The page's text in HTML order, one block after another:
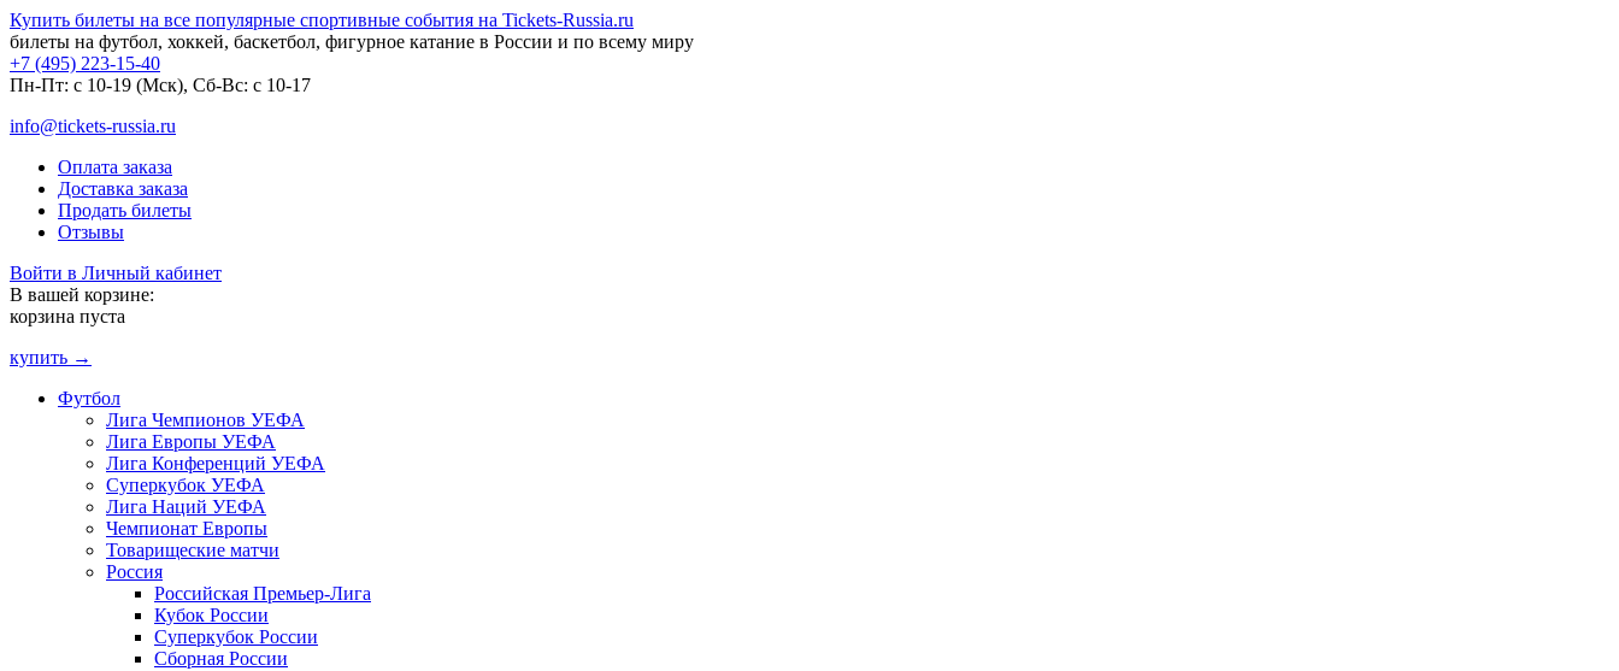
Купить билеты на все популярные спортивные события на Tickets-Russia.ru
билеты на футбол, хоккей, баскетбол, фигурное катание в России и по всему миру
+7 (495) 223-15-40
Пн-Пт: c 10-19 (Мск), Сб-Вс: с 10-17
info@tickets-russia.ru
Оплата заказа
Доставка заказа
Продать билеты
Отзывы
Войти в Личный кабинет
В вашей корзине:
корзина пуста
купить →
Футбол
Лига Чемпионов УЕФА
Лига Европы УЕФА
Лига Конференций УЕФА
Суперкубок УЕФА
Лига Наций УЕФА
Чемпионат Европы
Товарищеские матчи
Россия
Российская Премьер-Лига
Кубок России
Суперкубок России
Сборная России